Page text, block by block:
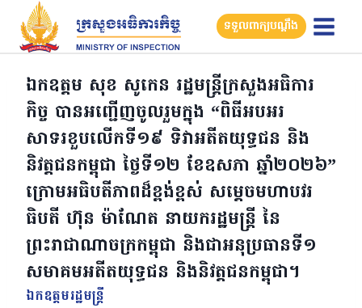
Skip
content
ទទួលពាក្យបណ្តឹង
ឯកឧត្តម សុខ សូកេន រដ្ឋមន្ត្រីក្រសួងអធិការ
កិច្ច បានអញ្ជើញចូលរួមក្នុង “ពិធីអបអរ
សាទរខួបលើកទី១៩ ទិវាអតីតយុទ្ធជន និង
និវត្តជនកម្ពុជា ថ្ងៃទី១២ ខែឧសភា ឆ្នាំ២០២៦”
ក្រោមអធិបតីភាពដ៏ខ្ពង់ខ្ពស់ សម្ដេចមហាបវរ
ធិបតី ហ៊ុន ម៉ាណែត នាយករដ្ឋមន្ត្រី នៃ
ព្រះរាជាណាចក្រកម្ពុជា និងជាអនុប្រធានទី១
សមាគមអតីតយុទ្ធជន និងនិវត្តជនកម្ពុជា។
ឯកឧត្ដមរដ្ឋមន្ត្រី